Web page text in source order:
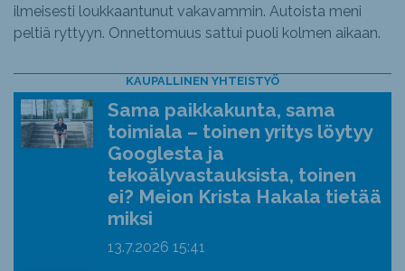
ilmeisesti loukkaantunut vakavammin. Autoista meni
peltiä ryttyyn. Onnettomuus sattui puoli kolmen aikaan.
KAUPALLINEN YHTEISTYÖ
Sama paikkakunta, sama
toimiala – toinen yritys löytyy
Googlesta ja
tekoälyvastauksista, toinen
ei? Meion Krista Hakala tietää
miksi
13.7.2026 15:41